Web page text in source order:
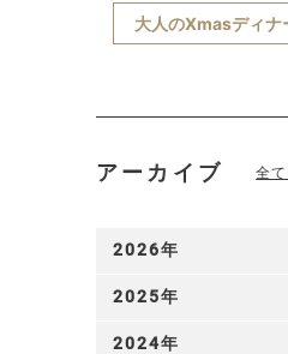
大人のXmasディナ
アーカイブ 全
2026
2025
2024